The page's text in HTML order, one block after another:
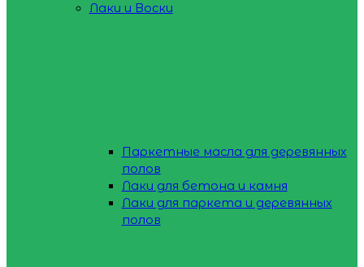
Лаки и Воски
Паркетные масла для деревянных
полов
Лаки для бетона и камня
Лаки для паркета и деревянных
полов